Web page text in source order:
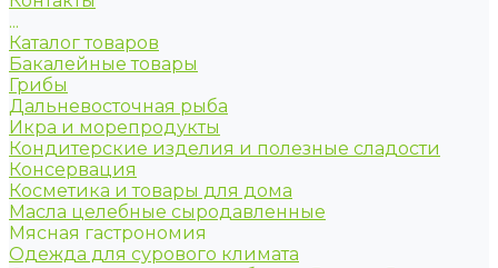
...
Каталог товаров
Бакалейные товары
Грибы
Дальневосточная рыба
Икра и морепродукты
Кондитерские изделия и полезные сладости
Консервация
Косметика и товары для дома
Масла целебные сыродавленные
Мясная гастрономия
Одежда для сурового климата